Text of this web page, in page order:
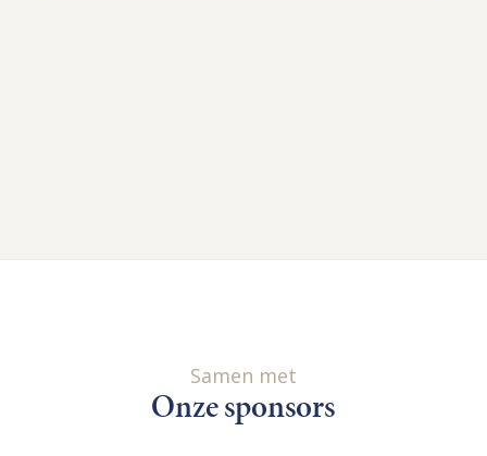
Samen met
Onze sponsors